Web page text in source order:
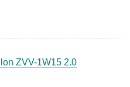
ZVV-1W15 2.0